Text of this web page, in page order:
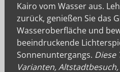
Kairo vom Wasser aus.
zurück, genießen Sie das
Wasseroberfläche und
beeindruckende
Sonnenuntergangs. Diese
Varianten,